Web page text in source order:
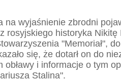
na wyjaśnienie zbrodni
rosyjskiego historyka Nikitę
"Memoriał",
się, że dotarł on do
i informacje o tym
Stalina".